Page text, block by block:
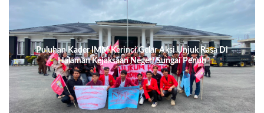
Puluhan Kader IMM Kerinci Gelar Aksi Unjuk Rasa Di
Halaman Kejaksaan Negeri Sungai Penuh